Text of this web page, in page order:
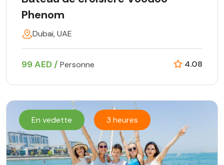
Phenom
Dubai, UAE
99 AED / Personne 4.08
En vedette 3 heures